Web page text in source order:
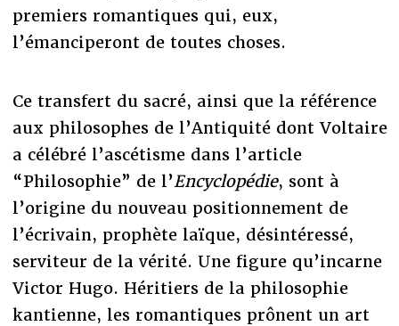
premiers romantiques qui, eux,
l’émanciperont de toutes choses.
Ce transfert du sacré, ainsi que la référence
aux philosophes de l’Antiquité dont Voltaire
a célébré l’ascétisme dans l’article
“Philosophie” de l’Encyclopédie, sont à
l’origine du nouveau positionnement de
l’écrivain, prophète laïque, désintéressé,
serviteur de la vérité. Une figure qu’incarne
Victor Hugo. Héritiers de la philosophie
kantienne, les romantiques prônent un art